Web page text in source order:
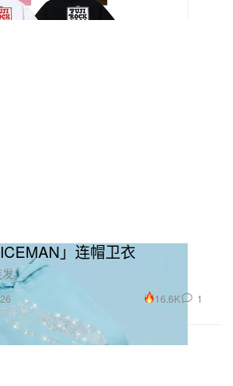
」连帽卫衣
。
16.6K 1